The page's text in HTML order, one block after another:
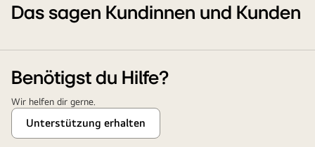
Das sagen Kundinnen und Kunden
Benötigst du Hilfe?
Wir helfen dir gerne.
Unterstützung erhalten